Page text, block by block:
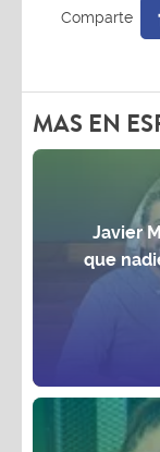
MAS EN
Javier
que